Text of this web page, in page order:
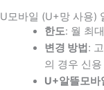
U모바일 (U+망 사용)
한도: 월 최
변경 방법 :
의 경우 신
U+알뜰모바